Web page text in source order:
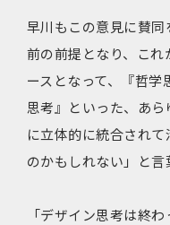
早川もこの意見に賛
前の前提となり、こ
ースとなって、『哲
思考』といった、あ
に立体的に統合され
のかもしれない」と言
「デザイン思考は終